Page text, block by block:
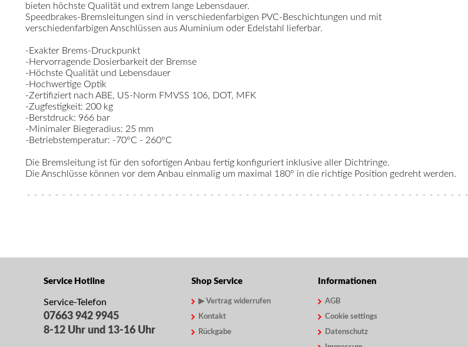
bieten höchste Qualität und extrem lange Lebensdauer.
Speedbrakes-Bremsleitungen sind in verschiedenfarbigen PVC-Beschichtungen und mit
verschiedenfarbigen Anschlüssen aus Aluminium oder Edelstahl lieferbar.
-Exakter Brems-Druckpunkt
-Hervorragende Dosierbarkeit der Bremse
-Höchste Qualität und Lebensdauer
-Hochwertige Optik
-Zertifiziert nach ABE, US-Norm FMVSS 106, DOT, MFK
-Zugfestigkeit: 200 kg
-Berstdruck: 966 bar
-Minimaler Biegeradius: 25 mm
-Betriebstemperatur: -70°C - 260°C
Die Bremsleitung ist für den sofortigen Anbau fertig konfiguriert inklusive aller Dichtringe.
Die Anschlüsse können vor dem Anbau einmalig um maximal 180° in die richtige Position gedreht werden.
Service Hotline
Service-Telefon
07663 942 9945
8-12 Uhr und 13-16 Uhr
Shop Service
▶ Vertrag widerrufen
Kontakt
Rückgabe
Informationen
AGB
Cookie settings
Datenschutz